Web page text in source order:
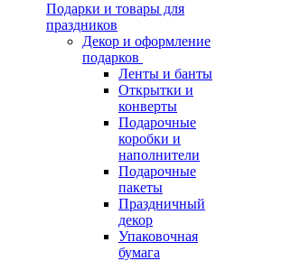
Подарки и товары для
праздников
Декор и оформление
подарков
Ленты и банты
Открытки и
конверты
Подарочные
коробки и
наполнители
Подарочные
пакеты
Праздничный
декор
Упаковочная
бумага